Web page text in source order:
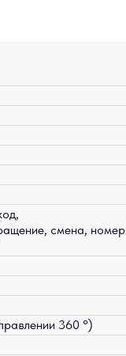
смена, номер
360 °)